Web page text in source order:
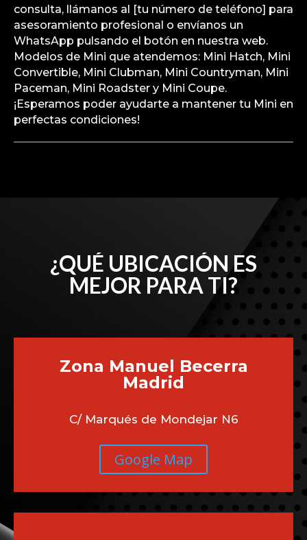
consulta, llámanos al [tu número de teléfono] para
asesoramiento profesional o envíanos un
WhatsApp pulsando el botón en nuestra web.
Modelos de Mini que atendemos: Mini Hatch, Mini
Convertible, Mini Clubman, Mini Countryman, Mini
Paceman, Mini Roadster y Mini Coupe.
¡Esperamos poder ayudarte a mantener tu Mini en
perfectas condiciones!
¿QUÉ UBICACIÓN ES
MEJOR PARA TI?
Zona Manuel Becerra
Madrid
C/ Marqués de Mondejar N6
Google Map